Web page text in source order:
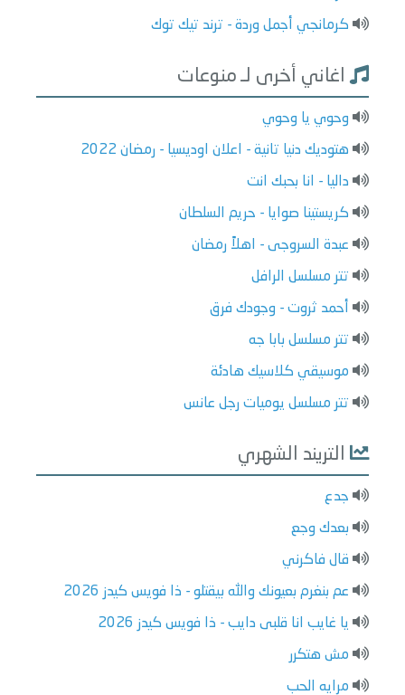
كرمانجي أجمل وردة - ترند تيك توك
اغاني أخرى لـ منوعات
وحوي يا وحوي
هتوديك دنيا تانية - اعلان اوديسيا - رمضان 2022
داليا - انا بحبك انت
كريستينا صوايا - حريم السلطان
عبدة السروجى - اهلاً رمضان
تتر مسلسل الرافل
أحمد ثروت - وجودك فرق
تتر مسلسل بابا جه
موسيقي كلاسيك هادئة
تتر مسلسل يوميات رجل عانس
التريند الشهري
جدع
بعدك وجع
قال فاكرني
عم بنغرم بعيونك والله بيقتلو - ذا فويس كيدز 2026
يا غايب انا قلبى دايب - ذا فويس كيدز 2026
مش هتكرر
مرايه الحب